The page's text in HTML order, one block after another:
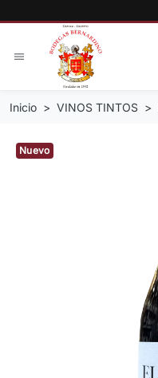
menu
Inicio VINOS TINTOS
Nuevo